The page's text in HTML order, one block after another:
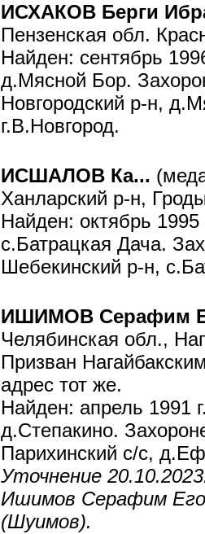
ИСХАКОВ Берги
Пензенская обл.
Найден: сентябрь
д.Мясной Бор.
Новгородский р-н,
г.В.Новгород.
ИСШАЛОВ Ка...
Ханларский р-н,
Найден: октябрь
с.Батрацкая Дача.
Шебекинский р-н,
ИШИМОВ Серафим
Челябинская обл.,
Призван
адрес тот же.
Найден: апрель 1991
д.Степакино.
Парихинский с/с,
Уточнение
Ишимов Серафим
(Шуимов).